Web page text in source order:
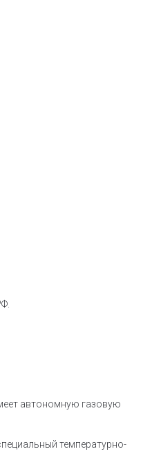
автономную газовую
температурно-